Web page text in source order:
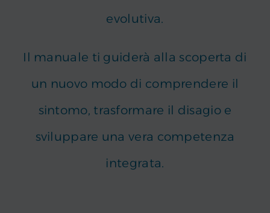
evolutiva.
Il manuale ti guiderà alla scoperta di
un nuovo modo di comprendere il
sintomo, trasformare il disagio e
sviluppare una vera competenza
integrata.